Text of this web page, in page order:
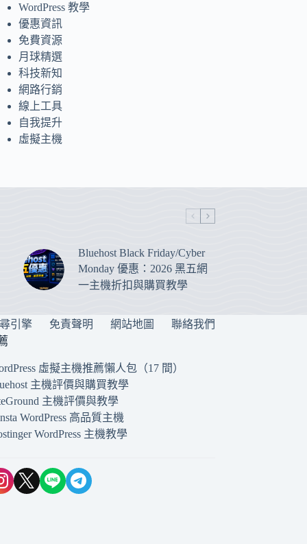
WordPress 教學
優惠資訊
免費資源
月球精選
科技新知
網路行銷
線上工具
自我提升
虛擬主機
Bluehost Black Friday/Cyber
Monday 優惠：2026 黑五網
一主機折扣與購買教學
引擎 免責聲明 網站地圖 聯絡我們
虛擬主機推薦懶人包（17 間）
主機評價與購買教學
主機評價與教學
WordPress 高品質主機
WordPress 主機教學